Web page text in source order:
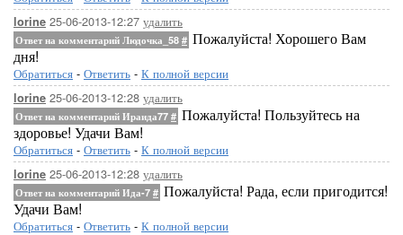
lorine 25-06-2013-12:27 удалить
Ответ на комментарий Людочка_58 # Пожалуйста! Хорошего Вам
дня!
Обратиться - Ответить - К полной версии
lorine 25-06-2013-12:28 удалить
Ответ на комментарий Ираида77 # Пожалуйста! Пользуйтесь на
здоровье! Удачи Вам!
Обратиться - Ответить - К полной версии
lorine 25-06-2013-12:28 удалить
Ответ на комментарий Ида-7 # Пожалуйста! Рада, если пригодится!
Удачи Вам!
Обратиться - Ответить - К полной версии